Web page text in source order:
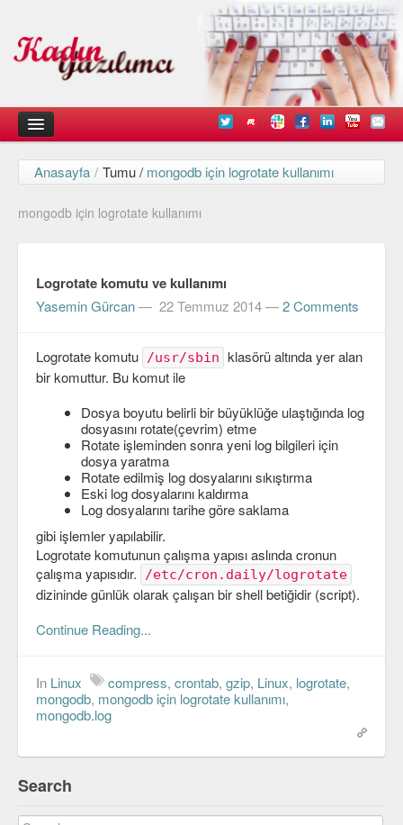
Kadın
Duyurular
Düşündüklerimiz
Arayüz Tasarımı
Javascript
PHP
Python
Mobil
Android
Linux
Anasayfa / Tumu / mongodb için logrotate kullanımı
mongodb için logrotate kullanımı
Logrotate komutu ve kullanımı
Yasemin Gürcan— 22 Temmuz 2014—2 Comments
Logrotate komutu /usr/sbin klasörü altında yer alan
bir komuttur. Bu komut ile
Dosya boyutu belirli bir büyüklüğe ulaştığında log
dosyasını rotate(çevrim) etme
Rotate işleminden sonra yeni log bilgileri için
dosya yaratma
Rotate edilmiş log dosyalarını sıkıştırma
Eski log dosyalarını kaldırma
Log dosyalarını tarihe göre saklama
gibi işlemler yapılabilir.
Logrotate komutunun çalışma yapısı aslında cronun
çalışma yapısıdır.
/etc/cron.daily/logrotate
dizininde günlük olarak çalışan bir shell betiğidir (script).
Continue Reading...
In Linux compress, crontab, gzip, Linux, logrotate,
mongodb, mongodb için logrotate kullanımı,
mongodb.log
Search